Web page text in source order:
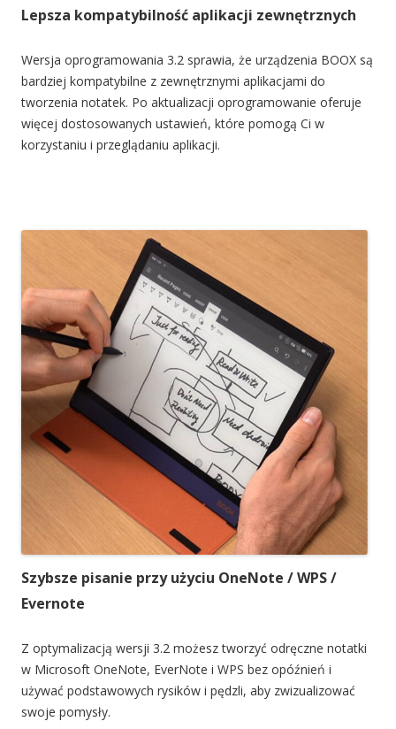
Lepsza kompatybilność aplikacji zewnętrznych
Wersja oprogramowania 3.2 sprawia, że urządzenia BOOX są
bardziej kompatybilne z zewnętrznymi aplikacjami do
tworzenia notatek. Po aktualizacji oprogramowanie oferuje
więcej dostosowanych ustawień, które pomogą Ci w
korzystaniu i przeglądaniu aplikacji.
Szybsze pisanie przy użyciu OneNote / WPS /
Evernote
Z optymalizacją wersji 3.2 możesz tworzyć odręczne notatki
w Microsoft OneNote, EverNote i WPS bez opóźnień i
używać podstawowych rysików i pędzli, aby zwizualizować
swoje pomysły.